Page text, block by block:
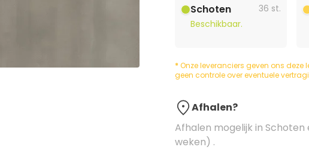
Schoten
36 st.
Beschikbaar.
*Onze leveranciers geven ons
geen controle over eventuele
Afhalen?
Afhalen mogelijk in
weken) .